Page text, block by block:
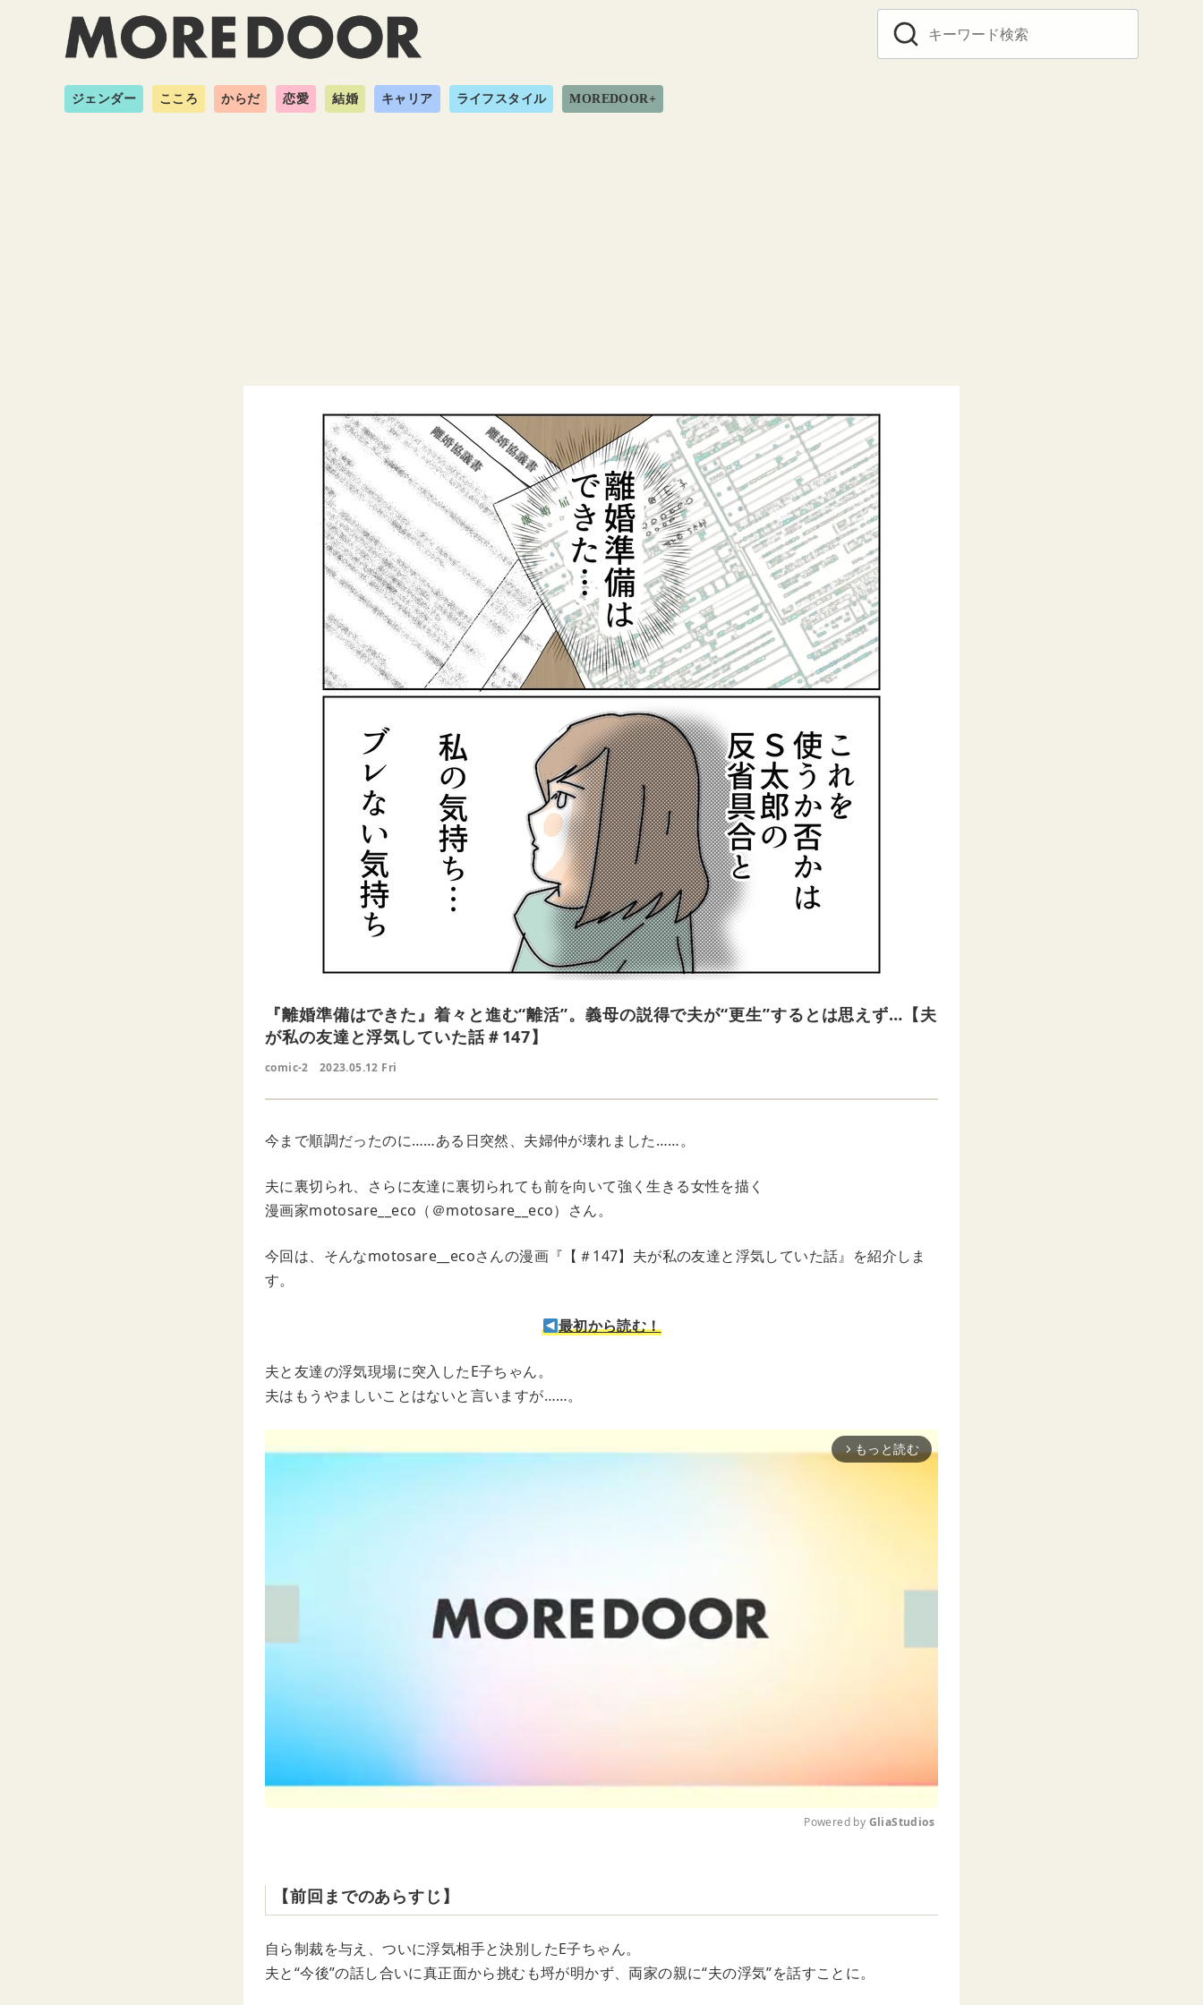
ジェンダー こころ からだ 恋愛 結婚 キャリア ライフスタイル MOREDOOR+
『離婚準備はできた』着々と進む“離活”。義母の説得で夫が“更生”するとは思えず…【夫
が私の友達と浮気していた話＃147】
comic-2 2023.05.12 Fri
今まで順調だったのに……ある日突然、夫婦仲が壊れました……。
夫に裏切られ、さらに友達に裏切られても前を向いて強く生きる女性を描く
漫画家motosare__eco（＠motosare__eco）さん。
今回は、そんなmotosare__ecoさんの漫画『【＃147】夫が私の友達と浮気していた話』を紹介しま
す。
最初から読む！
夫と友達の浮気現場に突入したE子ちゃん。
夫はもうやましいことはないと言いますが……。
arrow_forward_ios もっと読む
t
Powered by GliaStudios
【前回までのあらすじ】
自ら制裁を与え、ついに浮気相手と決別したE子ちゃん。
夫と“今後”の話し合いに真正面から挑むも埒が明かず、両家の親に“夫の浮気”を話すことに。